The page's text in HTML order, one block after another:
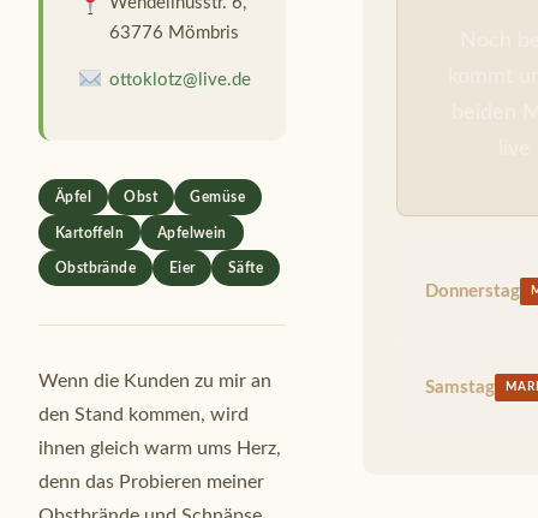
63776 Mömbris
ottoklotz@live.de
Äpfel Obst Gemüse
Kartoffeln Apfelwein
Obstbrände Eier Säfte
Wenn die Kunden zu mir an
den Stand kommen, wird
ihnen gleich warm ums Herz,
denn das Probieren meiner
Donnerstag
Samstag